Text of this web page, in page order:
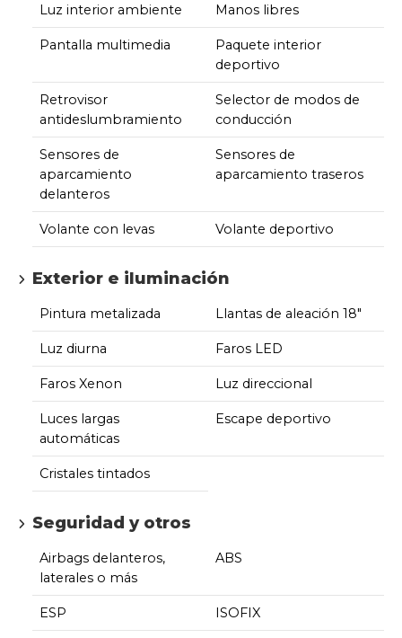
Luz interior ambiente Manos libres
Pantalla multimedia
Paquete interior
deportivo
Retrovisor
antideslumbramiento
Selector de modos de
conducción
Sensores de
aparcamiento
delanteros
Sensores de
aparcamiento traseros
Volante con levas Volante deportivo
Exterior e iluminación
Pintura metalizada Llantas de aleación 18"
Luz diurna Faros LED
Faros Xenon Luz direccional
Luces largas
automáticas
Escape deportivo
Cristales tintados
Seguridad y otros
Airbags delanteros,
laterales o más
ABS
ESP ISOFIX